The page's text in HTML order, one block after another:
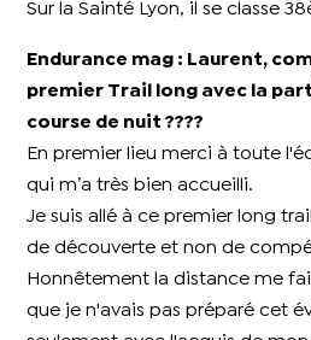
Sur la Sainté Lyon, il se classe
Endurance mag : Laurent,
premier Trail long avec la
course de nuit ????
En premier lieu merci à toute
qui m’a très bien accueilli.
Je suis allé à ce premier long
de découverte et non de
Honnêtement la distance me
que je n'avais pas préparé cet